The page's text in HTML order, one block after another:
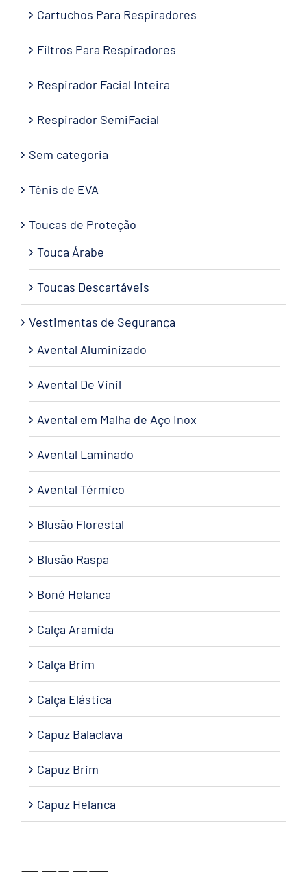
Cartuchos Para Respiradores
Filtros Para Respiradores
Respirador Facial Inteira
Respirador SemiFacial
Sem categoria
Tênis de EVA
Toucas de Proteção
Touca Árabe
Toucas Descartáveis
Vestimentas de Segurança
Avental Aluminizado
Avental De Vinil
Avental em Malha de Aço Inox
Avental Laminado
Avental Térmico
Blusão Florestal
Blusão Raspa
Boné Helanca
Calça Aramida
Calça Brim
Calça Elástica
Capuz Balaclava
Capuz Brim
Capuz Helanca